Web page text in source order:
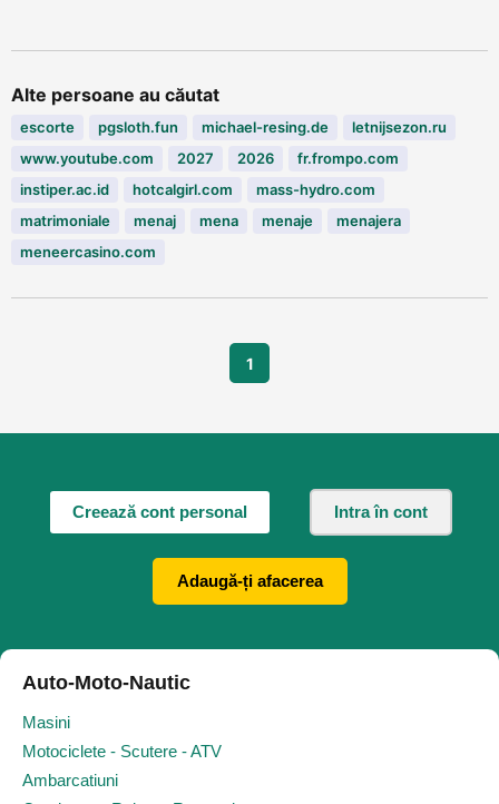
Alte persoane au căutat
escorte pgsloth.fun michael-resing.de
letnijsezon.ru
www.youtube.com
2027 2026
fr.frompo.com
instiper.ac.id
hotcalgirl.com
mass-hydro.com
matrimoniale
menaj mena menaje
menajera
meneercasino.com
1
Creează cont personal Intra în cont
Adaugă-ți afacerea
Auto-Moto-Nautic
Masini
Motociclete - Scutere - ATV
Ambarcatiuni